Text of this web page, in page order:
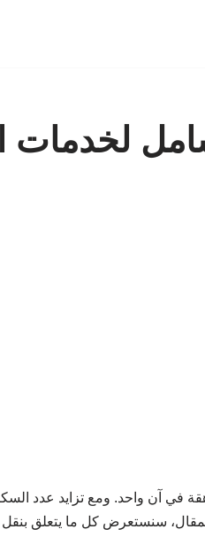
لخدمات
في آن واحد. ومع تزايد عدد
سنستعرض كل ما يتعلق بنقل